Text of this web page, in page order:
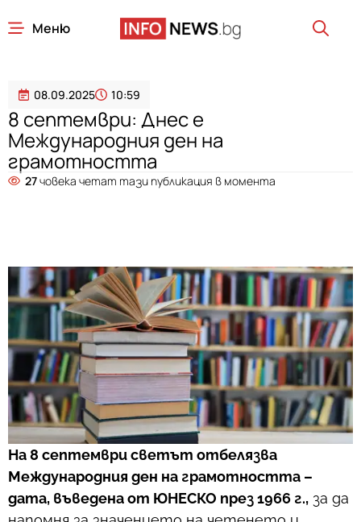
Меню
08.09.2025 10:59
8 септември: Днес е
Международния ден на
грамотността
27човека четат тази публикация в момента
На 8 септември светът отбелязва
Международния ден на грамотността –
дата, въведена от ЮНЕСКО през 1966 г., за да